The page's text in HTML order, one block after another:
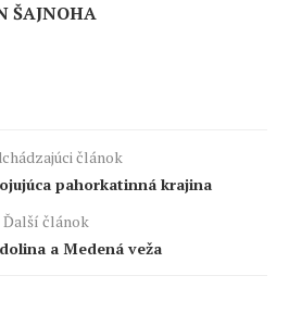
ŠAJNOHA
článok
pahorkatinná krajina
Ďalší článok
a Medená veža